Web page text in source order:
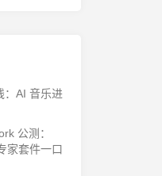
：AI 音乐进
公测：
家套件一口